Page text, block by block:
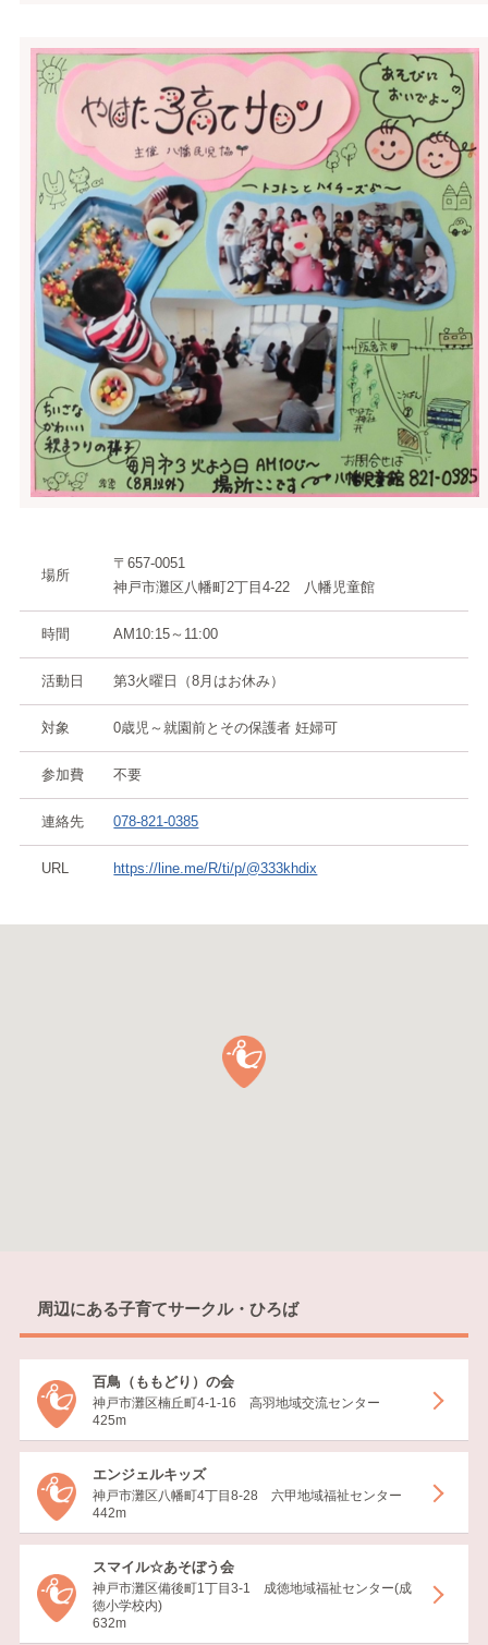
場所
〒657-0051
神戸市灘区八幡町2丁目4-22 八幡児童館
時間 AM10:15～11:00
活動日 第3火曜日（8月はお休み）
対象 0歳児～就園前とその保護者 妊婦可
参加費 不要
連絡先 078-821-0385
URL https://line.me/R/ti/p/@333khdix
周辺にある子育てサークル・ひろば
百鳥（ももどり）の会
神戸市灘区楠丘町4-1-16 高羽地域交流センター
425m
エンジェルキッズ
神戸市灘区八幡町4丁目8-28 六甲地域福祉センター
442m
スマイル☆あそぼう会
神戸市灘区備後町1丁目3-1 成徳地域福祉センター(成
徳小学校内)
632m